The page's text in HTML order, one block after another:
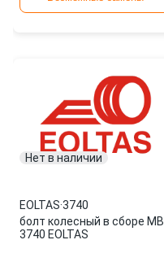
Нет в наличии
EOLTAS·3740
болт колесный в сборе MB
3740 EOLTAS